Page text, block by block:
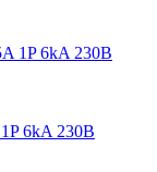
6kA 230В